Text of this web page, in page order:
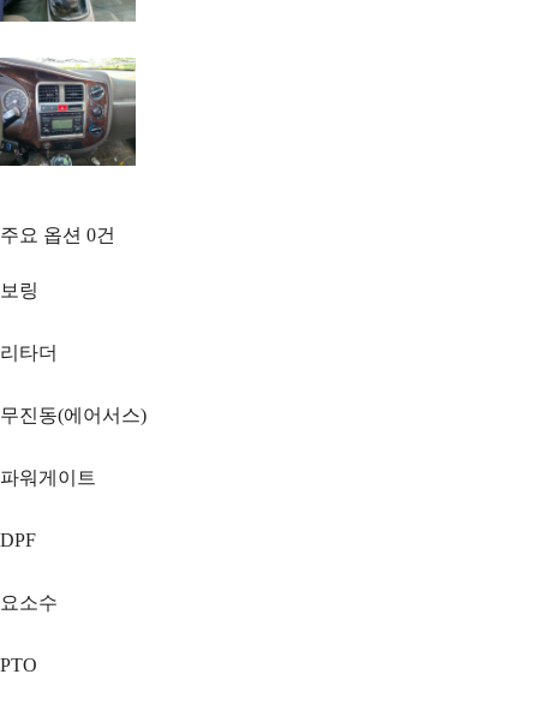
주요 옵션 0건
보링
리타더
무진동(에어서스)
파워게이트
DPF
요소수
PTO